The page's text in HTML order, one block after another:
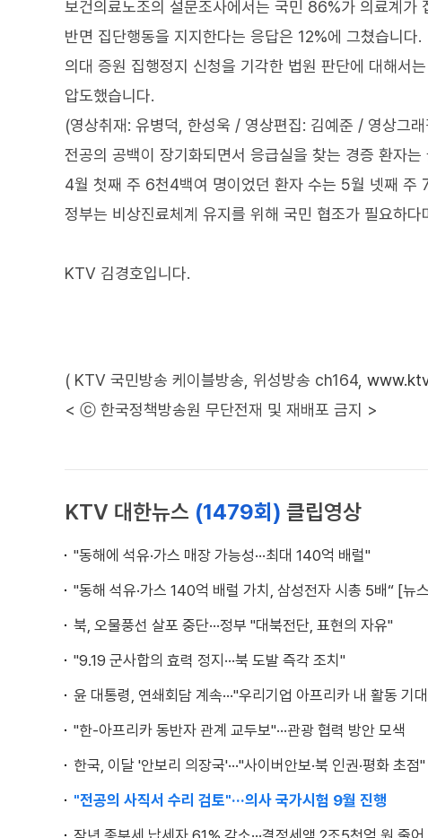
보건의료노조의 설문조사에서는 국민 86%가 의료계가
반면 집단행동을 지지한다는 응답은 12%에 그쳤습니다.
의대 증원 집행정지 신청을 기각한 법원 판단에 대해서
압도했습니다.
(영상취재: 유병덕, 한성욱 / 영상편집: 김예준 / 영상그
전공의 공백이 장기화되면서 응급실을 찾는 경증 환자는
4월 첫째 주 6천4백여 명이었던 환자 수는 5월 넷째 주
정부는 비상진료체계 유지를 위해 국민 협조가 필요하
KTV 김경호입니다.
( KTV 국민방송 케이블방송, 위성방송 ch164,
< ⓒ 한국정책방송원 무단전재 및 재배포 금지 >
KTV 대한뉴스 (1479회) 클립영상
"동해에 석유·가스 매장 가능성···최대 140억 배럴"
"동해 석유·가스 140억 배럴 가치, 삼성전자 시총 5배“ [뉴
북, 오물풍선 살포 중단···정부 "대북전단, 표현의 자유"
"9.19 군사합의 효력 정지···북 도발 즉각 조치"
윤 대통령, 연쇄회담 계속···"우리기업 아프리카 내 활동 기
"한-아프리카 동반자 관계 교두보"···관광 협력 방안 모색
한국, 이달 '안보리 의장국'···"사이버안보·북 인권·평화 초점"
"전공의 사직서 수리 검토"···의사 국가시험 9월 진행